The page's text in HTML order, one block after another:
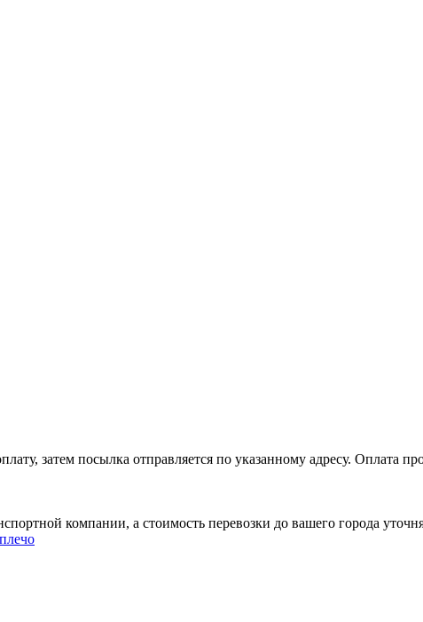
затем посылка отправляется по указанному адресу. Оплата
компании, а стоимость перевозки до вашего города